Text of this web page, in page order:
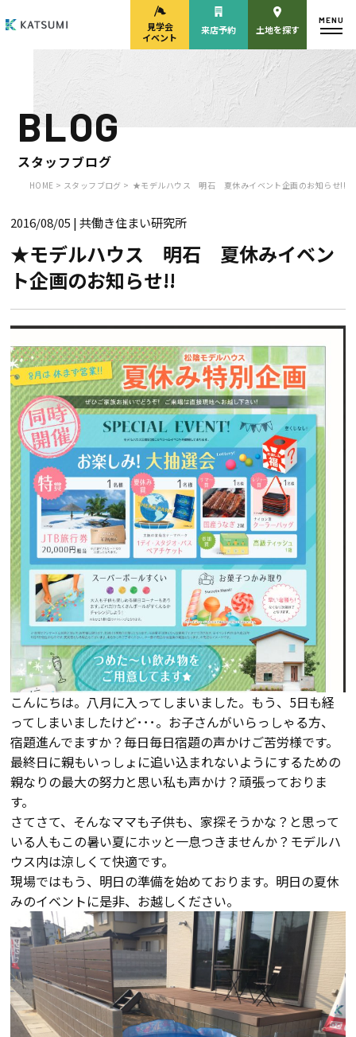
モデルハウス
来場予約
見学会・
来店予約
HOME
物件検索
会員登録
分譲モデルハウス
おすすめ分譲地
手間ひまかけた家づくり
KATSUMIの標準仕様 和暮-なごみ-
素材とデザイン
耐震性能+制震性能
断熱・気密性能と快適性
長期優良住宅
ZEH
ラインナップ
施工実績
イベント・見学会
モデルハウス紹介
見学会
イベント
来店予約 土地を探す
MENU
BLOG
スタッフブログ
HOME > スタッフブログ > ★モデルハウス 明石 夏休みイベント企画のお知らせ!!
2016/08/05 | 共働き住まい研究所
★モデルハウス 明石 夏休みイベン
ト企画のお知らせ!!
こんにちは。八月に入ってしまいました。もう、5日も経
ってしまいましたけど･･･。お子さんがいらっしゃる方、
宿題進んでますか？毎日毎日宿題の声かけご苦労様です。
最終日に親もいっしょに追い込まれないようにするための
親なりの最大の努力と思い私も声かけ？頑張っておりま
す。
さてさて、そんなママも子供も、家探そうかな？と思って
いる人もこの暑い夏にホッと一息つきませんか？モデルハ
ウス内は涼しくて快適です。
現場ではもう、明日の準備を始めております。明日の夏休
みのイベントに是非、お越しください。